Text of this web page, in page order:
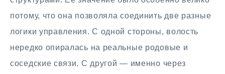
потому, что она позволяла соединить две разные
логики управления. С одной стороны, волость
нередко опиралась на реальные родовые и
соседские связи. С другой — именно через